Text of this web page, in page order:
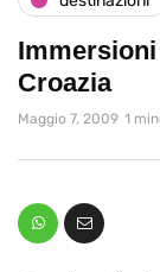
Immersioni
Croazia
Maggio 7, 2009 1